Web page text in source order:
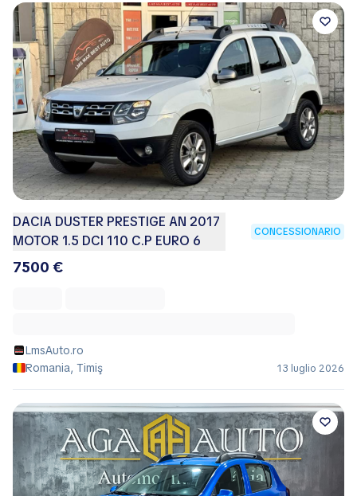
DACIA DUSTER PRESTIGE AN 2017
MOTOR 1.5 DCI 110 C.P EURO 6
CONCESSIONARIO
7500 €
LmsAuto.ro
Romania, Timiş
13 luglio 2026